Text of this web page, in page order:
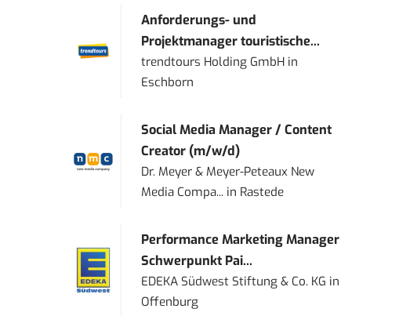
Anforderungs- und
Projektmanager touristische...
trendtours Holding GmbH in
Eschborn
Social Media Manager / Content
Creator (m/w/d)
Dr. Meyer & Meyer-Peteaux New
Media Compa... in Rastede
Performance Marketing Manager
Schwerpunkt Pai...
EDEKA Südwest Stiftung & Co. KG in
Offenburg